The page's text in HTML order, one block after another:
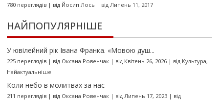
780 переглядів| від Йосип Лось | від Липень 11, 2017
НАЙПОПУЛЯРНІШЕ
У ювілейний рік Івана Франка. «Мовою душ...
225 переглядів| від Оксана Ровенчак| від Квітень 26, 2026| від Культура,
Найактуальніше
Коли небо в молитвах за нас
211 переглядів| від Оксана Ровенчак| від Липень 17, 2023| від